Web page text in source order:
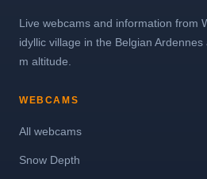
Live webcams and information from
idyllic village in the Belgian
m altitude.
WEBCAMS
All webcams
Snow Depth